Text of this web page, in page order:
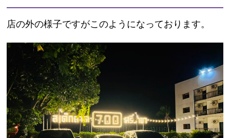
店の外の様子ですがこのようになっております。